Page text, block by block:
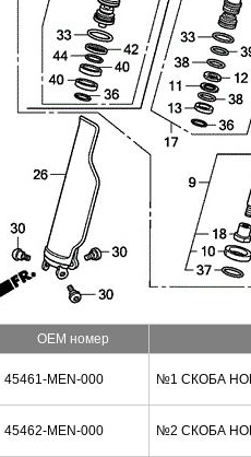
OEM номер
45461-MEN-000 №1 СКОБА
45462-MEN-000 №2 СКОБА